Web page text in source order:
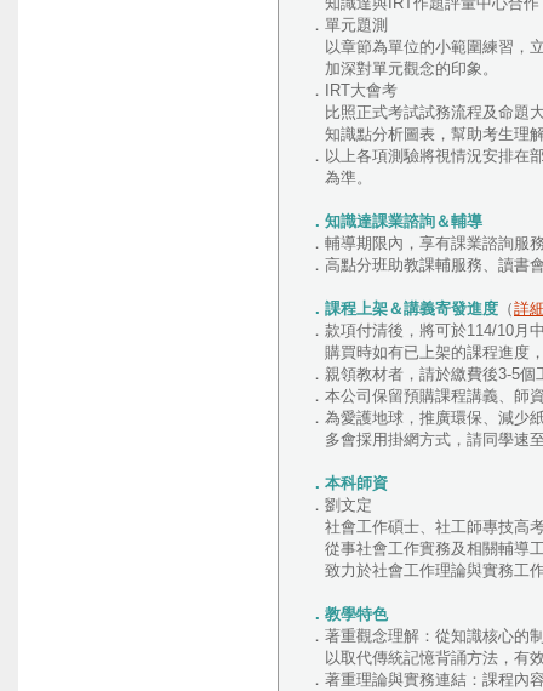
．單元題測
以章節為單位的小範圍練習，
加深對單元觀念的印象。
．IRT大會考
比照正式考試試務流程及命題
知識點分析圖表，幫助考生理
．以上各項測驗將視情況安排在
為準。
．知識達課業諮詢＆輔導
．輔導期限內，享有課業諮詢服
．高點分班助教課輔服務、讀書
．課程上架＆講義寄發進度 （詳
．款項付清後，將可於114/10月
購買時如有已上架的課程進度
．親領教材者，請於繳費後3-5
．本公司保留預購課程講義、師
．為愛護地球，推廣環保、減少
多會採用掛網方式，請同學速
．本科師資
．劉文定
社會工作碩士、社工師專技高
從事社會工作實務及相關輔導
致力於社會工作理論與實務工
．教學特色
．著重觀念理解：從知識核心的
以取代傳統記憶背誦方法，有
．著重理論與實務連結：課程內